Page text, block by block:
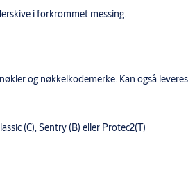
i forkrommet messing.
og nøkkelkodemerke. Kan også leveres
(C), Sentry (B) eller Protec2(T)